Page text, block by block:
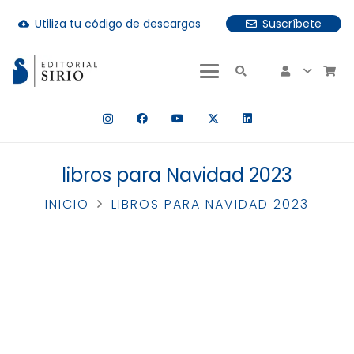
cloud_download Utiliza tu código de descargas
Suscríbete
hay resultados autocompletados, puedes utilizar las
libros para Navidad 2023
INICIO LIBROS PARA NAVIDAD 2023